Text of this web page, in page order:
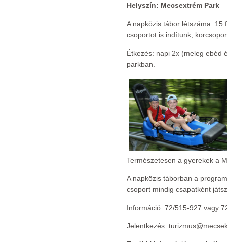
Helyszín: Mecsextrém Park
A napközis tábor létszáma:
csoportot is indítunk,
Étkezés: napi 2x (meleg ebéd
parkban.
Természetesen a gyerekek a
A napközis táborban a
csoport mindig csapatként
Információ: 72/515-927 vagy
Jelentkezés: